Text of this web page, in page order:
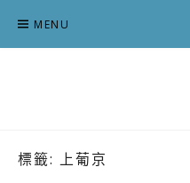
content
MENU
標籤: 上葡京